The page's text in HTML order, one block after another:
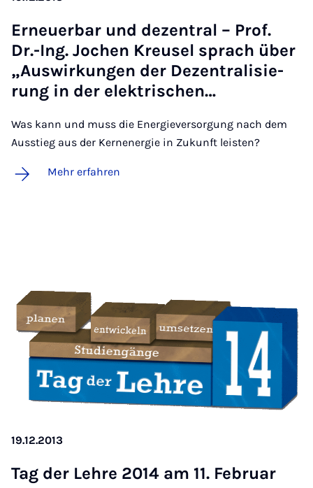
Er­neu­er­bar und de­zen­tral – Prof.
Dr.-Ing. Jo­chen Kreu­sel sprach über
„Aus­wir­kun­gen der De­zen­tra­li­sie­
rung in der elek­tri­schen…
Was kann und muss die Energieversorgung nach dem
Ausstieg aus der Kernenergie in Zukunft leisten?
Mehr erfahren
19.12.2013
Tag der Leh­re 2014 am 11. Fe­bru­ar